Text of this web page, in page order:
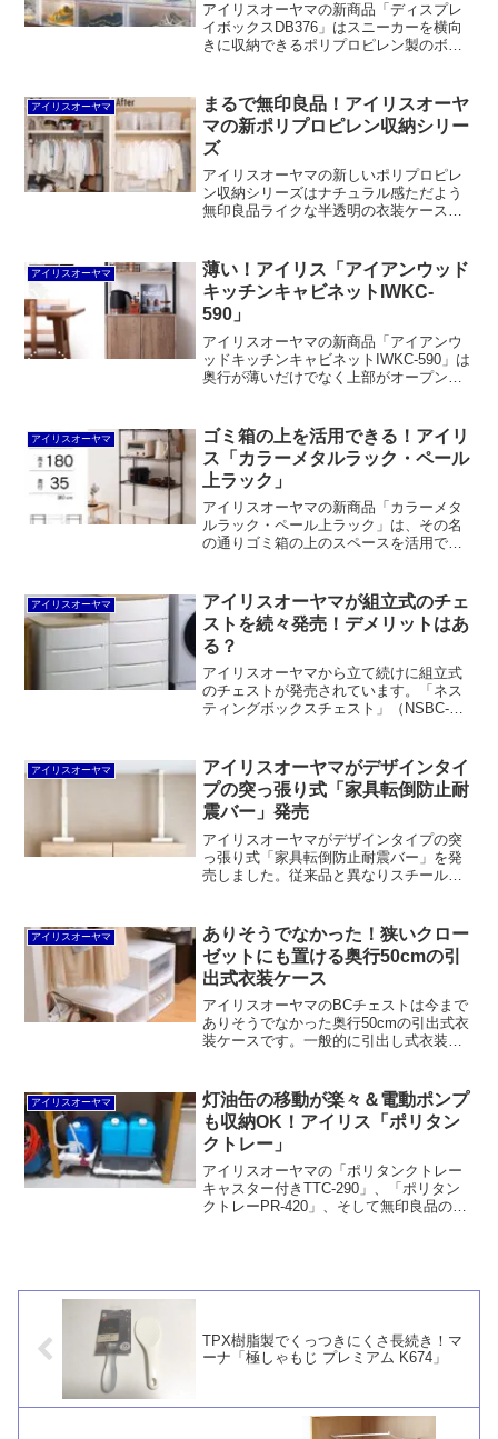
アイリスオーヤマの新商品「ディスプレ
イボックスDB376」はスニーカーを横向
きに収納できるポリプロピレン製のボッ
ットのバッシュも収納できるサイズがナ
イス。ほかの趣味のコレクションケース
としても良いでしょう。
アイリスオーヤマ
まるで無印良品！アイリスオーヤ
マの新ポリプロピレン収納シリー
ズ
アイリスオーヤマの新しいポリプロピレ
ン収納シリーズはナチュラル感ただよう
無印良品ライクな半透明の衣装ケースな
い。価格はほとんど変わりません。全部
同じ色で統一できるのはメリットと言え
るでしょう。
アイリスオーヤマ
薄い！アイリス「アイアンウッド
キッチンキャビネットIWKC-
590」
アイリスオーヤマの新商品「アイアンウ
ッドキッチンキャビネットIWKC-590」は
奥行が薄いだけでなく上部がオープンシ
アイリスオーヤマ
ゴミ箱の上を活用できる！アイリ
ス「カラーメタルラック・ペール
上ラック」
アイリスオーヤマの新商品「カラーメタ
ルラック・ペール上ラック」は、その名
の通りゴミ箱の上のスペースを活用でき
径19mmのラックで、自分で組み合わせ
を考えなくても良く、幅2サイズ、高さ2
サイズ用意されているのが魅力と言えま
す。
アイリスオーヤマ
アイリスオーヤマが組立式のチェ
ストを続々発売！デメリットはあ
る？
アイリスオーヤマから立て続けに組立式
のチェストが発売されています。「ネス
ティングボックスチェスト」（NSBC-
ップノックダウンチェスト」（KDMG-
564WT/565WT）は「ウッドトップMGチ
ェスト」も同程度の価格なのにおそらく
日本製ではなく中国製です。
アイリスオーヤマ
アイリスオーヤマがデザインタイ
プの突っ張り式「家具転倒防止耐
震バー」発売
アイリスオーヤマがデザインタイプの突
っ張り式「家具転倒防止耐震バー」を発
売しました。従来品と異なりスチール製
エーションが少なく、耐久性の面でも従
来品のほうが良さそうなニュアンスで
す。
アイリスオーヤマ
ありそうでなかった！狭いクロー
ゼットにも置ける奥行50cmの引
出式衣装ケース
アイリスオーヤマのBCチェストは今まで
ありそうでなかった奥行50cmの引出式衣
装ケースです。一般的に引出し式衣装ケ
トにも置けるサイズです。
アイリスオーヤマ
灯油缶の移動が楽々＆電動ポンプ
も収納OK！アイリス「ポリタン
クトレー」
アイリスオーヤマの「ポリタンクトレー
キャスター付きTTC-290」、「ポリタン
クトレーPR-420」、そして無印良品の
TPX樹脂製でくっつきにくさ長続き！マ
ーナ「極しゃもじ プレミアム K674」